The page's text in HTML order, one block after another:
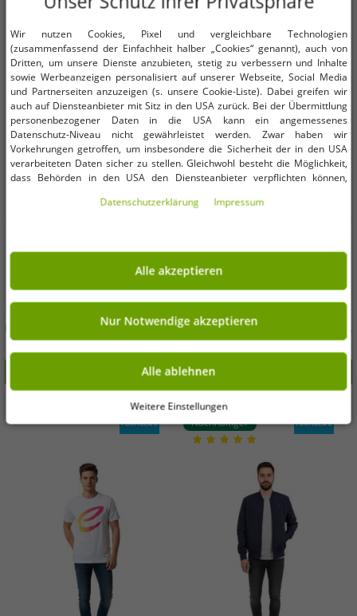
Division Kinder T-Shirt Kurzarm-Shirt
Baumwoll-Shirt mit Karikaturdruck
5,99 €
In den Warenkorb
XXS
Shirt Baumwoll-Shirt mit buntem
Formula E Logo Sommer-Shirt
5,99 €
-85%
Nachhaltiger
Wir nutzen Cookies, Pixel und vergleichbare Technologien
(zusammenfassend der Einfachheit halber „Cookies“ genannt), auch von
Dritten, um unsere Dienste anzubieten, stetig zu verbessern und Inhalte
sowie Werbeanzeigen personalisiert auf unserer Webseite, Social Media
und Partnerseiten anzuzeigen (s. unsere Cookie-Liste). Dabei greifen wir
auch auf Diensteanbieter mit Sitz in den USA zurück. Bei der Übermittlung
personenbezogener Daten in die USA kann ein angemessenes
Datenschutz-Niveau nicht gewährleistet werden. Zwar haben wir
Vorkehrungen getroffen, um insbesondere die Sicherheit der in den USA
verarbeiteten Daten sicher zu stellen. Gleichwohl besteht die Möglichkeit,
dass Behörden in den USA den Diensteanbieter verpflichten können,
im Einzelfall auf Basis entsprechender US-Gesetzgebung, ein wirksamer
Zugriff informiert wirst. Mit Deiner Einwilligung gem. Art. 49 Abs. 1 lit. a
DSGVO erklärst Du Dich in die Übermittlung in die USA für einverstanden
(s.a. unsere Datenschutzerklärung). Du hast die Wahl, ob nur notwendige
Cookies verwendet werden sollen oder ob Du darüber hinaus weitere
Cookies akzeptieren möchtest. Standardmäßig sind nur notwendige Dienste
aktiv, was Du unter „Nur Notwendige akzeptieren verwenden“ bestätigen
kannst. Du kannst Deine Einwilligung entweder für „Alle akzeptieren“
erklären oder unter „Weitere Einstellungen“ an Deine Wünsche anpassen.
Deine Einwilligung kannst Du jederzeit über „Datenschutz-Einstellungen“
am Ende jeder unserer Seiten mit Wirkung für die Zukunft widerrufen oder
ändern.
Daten­schutz­erklärung Impressum
Alle akzeptieren
Nur Notwendige akzeptieren
Alle ablehnen
Weitere Einstellungen